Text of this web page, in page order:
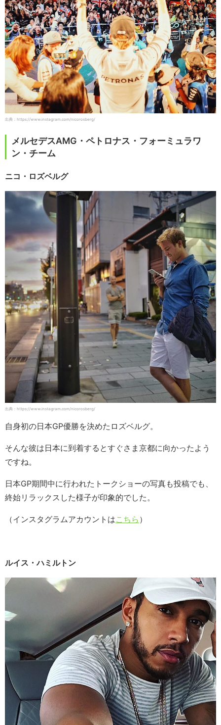
出典：https://www.instagram.com/nicorosberg/
メルセデスAMG・ペトロナス・フォーミュラワ
ン・チーム
ニコ・ロズベルグ
出典：https://www.instagram.com/nicorosberg/
自身初の日本GP優勝を決めたロズベルグ。
そんな彼は日本に到着するとすぐさま京都に向かったよう
ですね。
日本GP期間中に行われたトークショーの写真も投稿でも、
終始リラックスした様子が印象的でした。
（インスタグラムアカウントはこちら ）
ルイス・ハミルトン